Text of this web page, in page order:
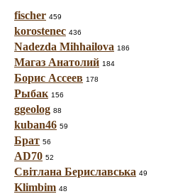
fischer 459
korostenec 436
Nadezda Mihhailova 186
Магаз Анатолий 184
Борис Ассеев 178
Рыбак 156
ggeolog 88
kuban46 59
Брат 56
AD70 52
Світлана Бериславська 49
Klimbim 48